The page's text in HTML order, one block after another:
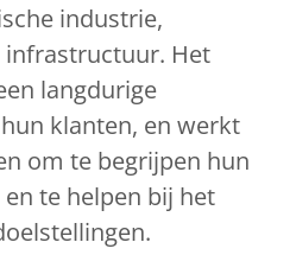
industrie,
infrastructuur. Het
langdurige
klanten, en werkt
om te begrijpen hun
te helpen bij het